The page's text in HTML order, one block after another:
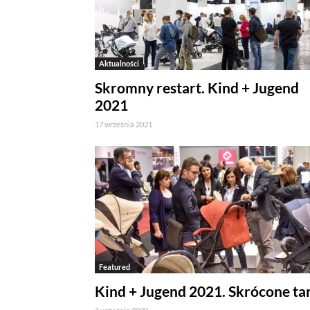
Aktualności
Skromny restart. Kind + Jugend
2021
17 września 2021
Featured
Kind + Jugend 2021. Skrócone
Jeżeli tutaj zaglądasz, to znak,
wdrożony mechanizm, który
Pliki cookies własne
a pliki cookies podmiotów
polityce prywatności